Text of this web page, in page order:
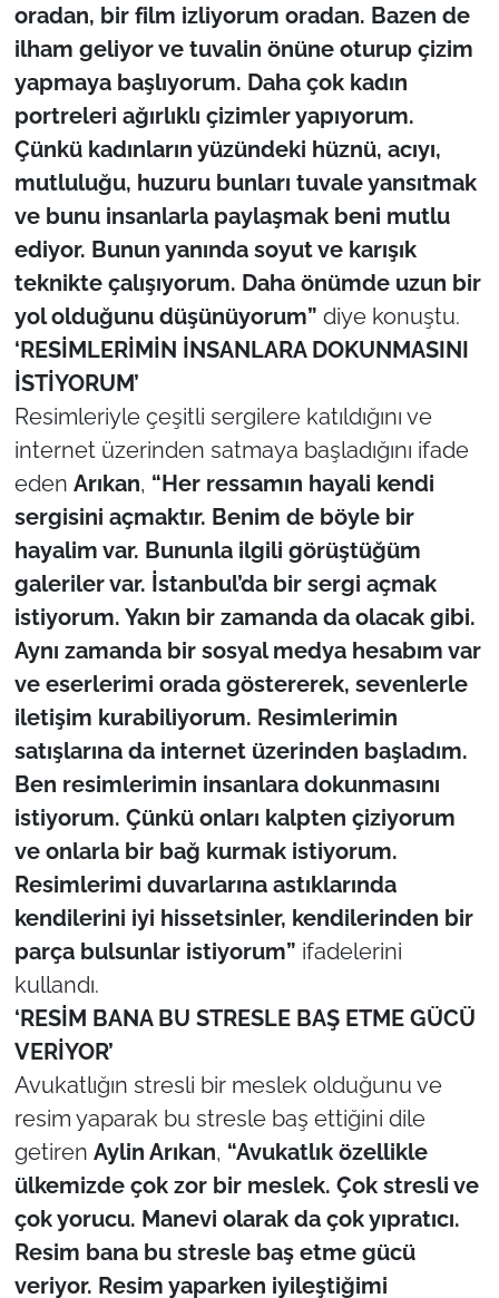
oradan, bir film izliyorum oradan. Bazen de
ilham geliyor ve tuvalin önüne oturup çizim
yapmaya başlıyorum. Daha çok kadın
portreleri ağırlıklı çizimler yapıyorum.
Çünkü kadınların yüzündeki hüznü, acıyı,
mutluluğu, huzuru bunları tuvale yansıtmak
ve bunu insanlarla paylaşmak beni mutlu
ediyor. Bunun yanında soyut ve karışık
teknikte çalışıyorum. Daha önümde uzun bir
yol olduğunu düşünüyorum” diye konuştu.
‘RESİMLERİMİN İNSANLARA DOKUNMASINI
İSTİYORUM’
Resimleriyle çeşitli sergilere katıldığını ve
internet üzerinden satmaya başladığını ifade
eden Arıkan, “Her ressamın hayali kendi
sergisini açmaktır. Benim de böyle bir
hayalim var. Bununla ilgili görüştüğüm
galeriler var. İstanbul’da bir sergi açmak
istiyorum. Yakın bir zamanda da olacak gibi.
Aynı zamanda bir sosyal medya hesabım var
ve eserlerimi orada göstererek, sevenlerle
iletişim kurabiliyorum. Resimlerimin
satışlarına da internet üzerinden başladım.
Ben resimlerimin insanlara dokunmasını
istiyorum. Çünkü onları kalpten çiziyorum
ve onlarla bir bağ kurmak istiyorum.
Resimlerimi duvarlarına astıklarında
kendilerini iyi hissetsinler, kendilerinden bir
parça bulsunlar istiyorum” ifadelerini
kullandı.
‘RESİM BANA BU STRESLE BAŞ ETME GÜCÜ
VERİYOR’
Avukatlığın stresli bir meslek olduğunu ve
resim yaparak bu stresle baş ettiğini dile
getiren Aylin Arıkan, “Avukatlık özellikle
ülkemizde çok zor bir meslek. Çok stresli ve
çok yorucu. Manevi olarak da çok yıpratıcı.
Resim bana bu stresle baş etme gücü
veriyor. Resim yaparken iyileştiğimi
Finans
Genel-A
Gündem-Eğitim